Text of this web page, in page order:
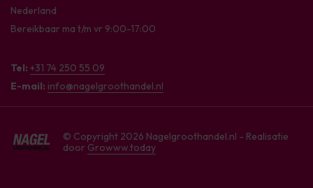
Nederland
Bereikbaar ma t/m vr 9:00-17:00
Tel: +31 74 250 55 09
E-mail: info@nagelgroothandel.nl
© Copyright 2026 Nagelgroothandel.nl - Realisatie
door Growww.today